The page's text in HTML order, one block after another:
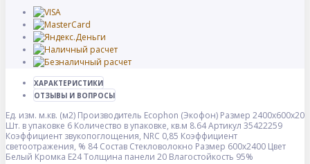
ХАРАКТЕРИСТИКИ
ОТЗЫВЫ И ВОПРОСЫ
Ед. изм. м.кв. (м2) Производитель Ecophon (Экофон) Размер 2400x600x20
Шт. в упаковке 6 Количество в упаковке, кв.м 8.64Артикул 35422259
Коэффициент звукопоглощения, NRC 0,85 Коэффициент
светоотражения, % 84 Состав Стекловолокно Размер 600x2400 Цвет
Белый Кромка E24Толщина панели 20 Влагостойкость 95%